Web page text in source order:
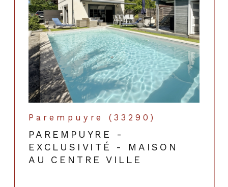
Parempuyre (33290)
PAREMPUYRE -
EXCLUSIVITÉ - MAISON
AU CENTRE VILLE